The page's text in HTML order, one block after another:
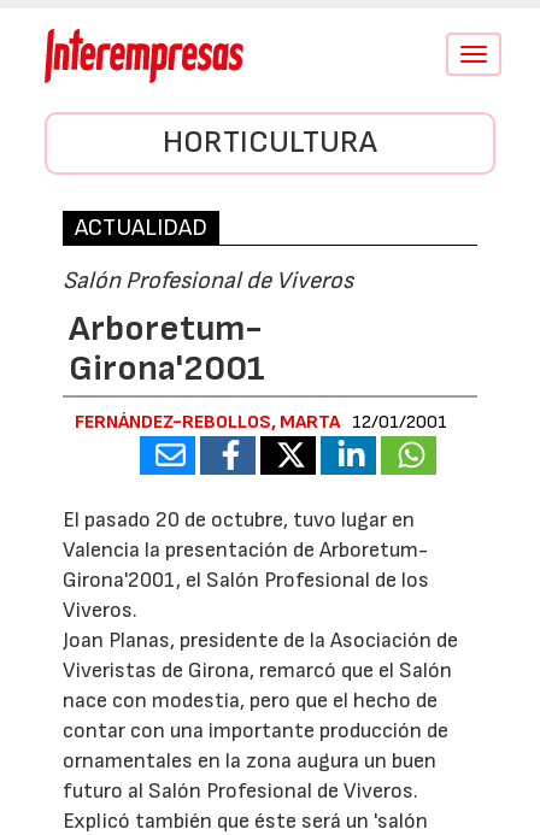
Conmutar
HORTICULTURA
ACTUALIDAD
Salón Profesional de Viveros
Arboretum-
Girona'2001
FERNÁNDEZ-REBOLLOS, MARTA 12/01/2001
El pasado 20 de octubre, tuvo lugar en
Valencia la presentación de Arboretum-
Girona'2001, el Salón Profesional de los
Viveros.
Joan Planas, presidente de la Asociación de
Viveristas de Girona, remarcó que el Salón
nace con modestia, pero que el hecho de
contar con una importante producción de
ornamentales en la zona augura un buen
futuro al Salón Profesional de Viveros.
Explicó también que éste será un 'salón